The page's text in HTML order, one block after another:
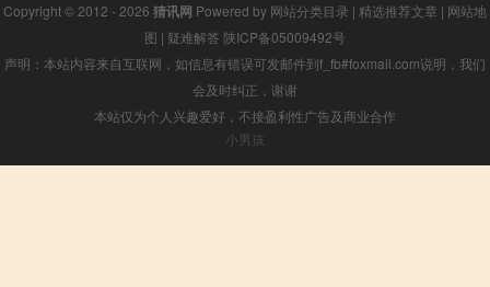
Copyright © 2012 - 2026 猜讯网 Powered by 网站分类目录 | 精选推荐文章 | 网站地
图 | 疑难解答 陕ICP备05009492号
声明：本站内容来自互联网，如信息有错误可发邮件到f_fb#foxmail.com说明，我们
会及时纠正，谢谢
本站仅为个人兴趣爱好，不接盈利性广告及商业合作
小男孩